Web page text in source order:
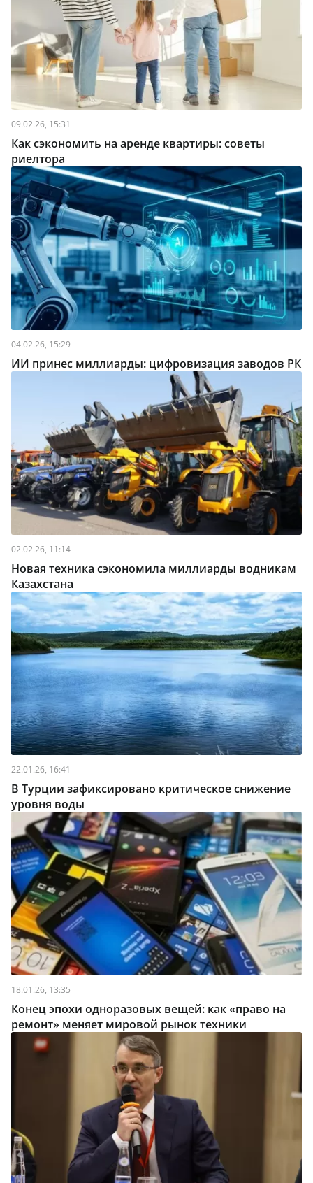
09.02.26, 15:31
Как сэкономить на аренде квартиры: советы
риелтора
04.02.26, 15:29
ИИ принес миллиарды: цифровизация заводов РК
02.02.26, 11:14
Новая техника сэкономила миллиарды водникам
Казахстана
22.01.26, 16:41
В Турции зафиксировано критическое снижение
уровня воды
18.01.26, 13:35
Конец эпохи одноразовых вещей: как «право на
ремонт» меняет мировой рынок техники